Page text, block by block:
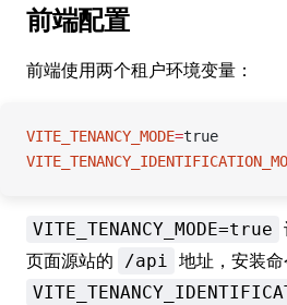
前端配置
前端使用两个租户环境变量：
VITE_TENANCY_MODE=true
VITE_TENANCY_MODE=true
页面源站的
/api 地址，安装命